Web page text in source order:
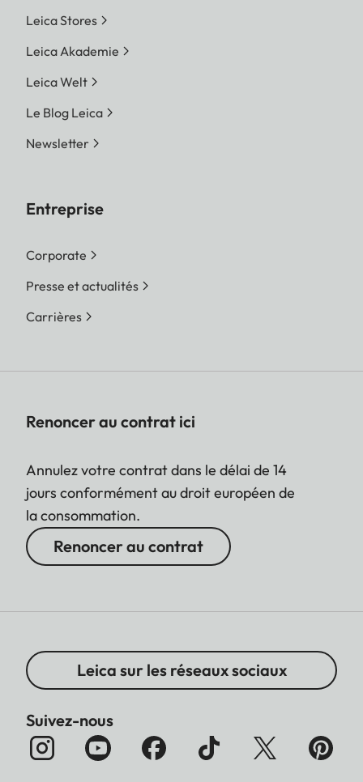
Leica Stores
Leica Akademie
Leica Welt
Le Blog Leica
Newsletter
Entreprise
Corporate
Presse et actualités
Carrières
Renoncer au contrat ici
Annulez votre contrat dans le délai de 14
jours conformément au droit européen de
la consommation.
Renoncer au contrat
Leica sur les réseaux sociaux
Suivez-nous